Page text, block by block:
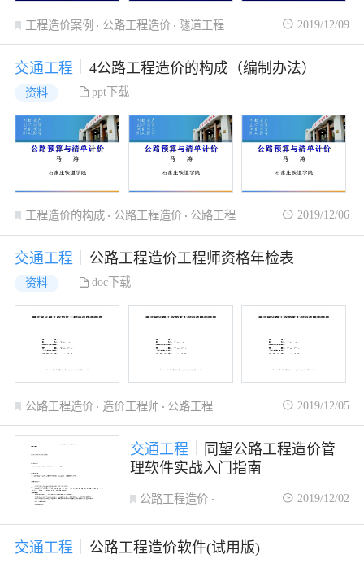
工程造价案例 公路工程造价 隧道工程 2019/12/09
交通工程 4公路工程造价的构成（编制办法）
资料 ppt下载
工程造价的构成 公路工程造价 公路工程 2019/12/06
交通工程 公路工程造价工程师资格年检表
资料 doc下载
公路工程造价 造价工程师 公路工程 2019/12/05
交通工程
同望公路工程造价管
理软件实战入门指南
公路工程造价
2019/12/02
交通工程 公路工程造价软件(试用版)